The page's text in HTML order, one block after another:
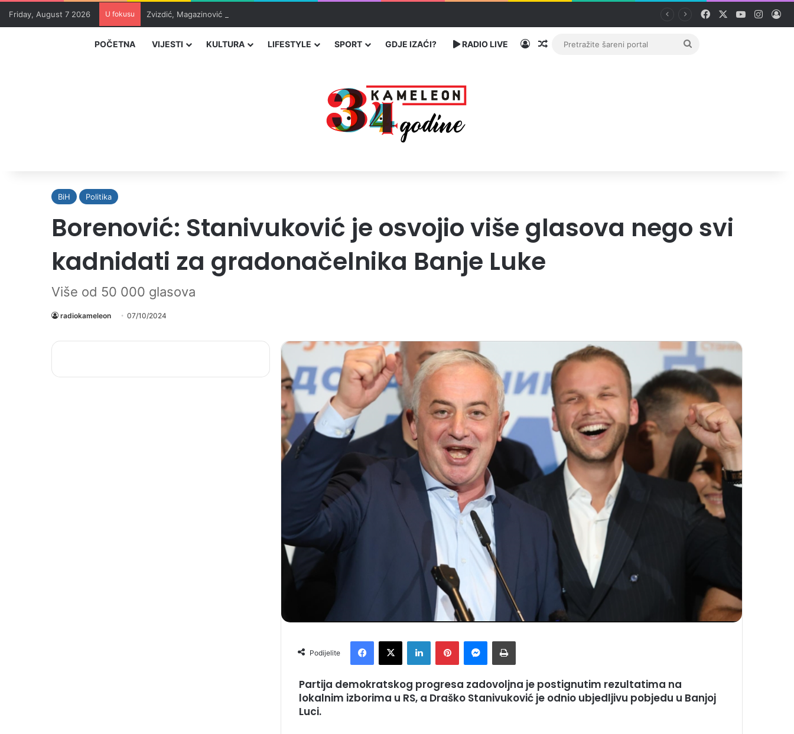
Friday, August 7 2026 U fokusu Zvizdić, Magazinović i Kojović traže poseban status za Memorijalni centar Srebrenica Facebook YouTube
POČETNA VIJESTI KULTURA LIFESTYLE SPORT GDJE IZAĆI? RADIO LIVE PrijavaRandom članak
Pretražite
BiH Politika
Borenović: Stanivuković je osvojio više glasova nego svi
kadnidati za gradonačelnika Banje Luke
Više od 50 000 glasova
radiokameleon 07/10/2024
Podijelite
Partija demokratskog progresa zadovoljna je postignutim rezultatima na
lokalnim izborima u RS, a Draško Stanivuković je odnio ubjedljivu pobjedu u Banjoj
Luci.